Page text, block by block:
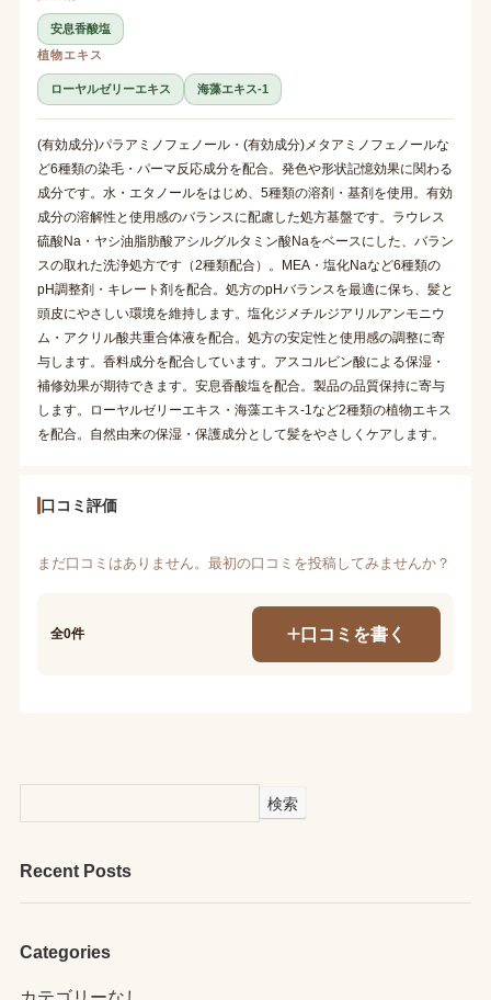
安息香酸塩
植物エキス
ローヤルゼリーエキス 海藻エキス-1
(有効成分)パラアミノフェノール・(有効成分)メタアミノフェノールな
ど6種類の染毛・パーマ反応成分を配合。発色や形状記憶効果に関わる
成分です。水・エタノールをはじめ、5種類の溶剤・基剤を使用。有効
成分の溶解性と使用感のバランスに配慮した処方基盤です。ラウレス
硫酸Na・ヤシ油脂肪酸アシルグルタミン酸Naをベースにした、バラン
スの取れた洗浄処方です（2種類配合）。MEA・塩化Naなど6種類の
pH調整剤・キレート剤を配合。処方のpHバランスを最適に保ち、髪と
頭皮にやさしい環境を維持します。塩化ジメチルジアリルアンモニウ
ム・アクリル酸共重合体液を配合。処方の安定性と使用感の調整に寄
与します。香料成分を配合しています。アスコルビン酸による保湿・
補修効果が期待できます。安息香酸塩を配合。製品の品質保持に寄与
します。ローヤルゼリーエキス・海藻エキス-1など2種類の植物エキス
を配合。自然由来の保湿・保護成分として髪をやさしくケアします。
口コミ評価
まだ口コミはありません。最初の口コミを投稿してみませんか？
全0件 口コミを書く
検索
Recent Posts
Categories